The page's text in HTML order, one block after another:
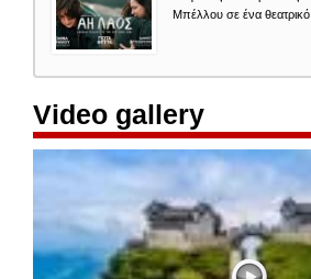
Μπέλλου σε ένα θεατρικό
Video gallery